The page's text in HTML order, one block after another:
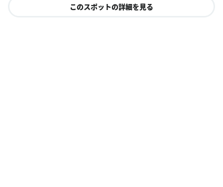
このスポットの詳細を見る